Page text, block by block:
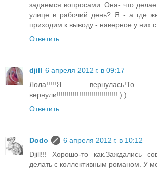
задаемся вопросами. Она- что
улице в рабочий день? Я - а где
приходим к выводу - наверное у них
Ответить
djill 6 апреля 2012 г. в 09:17
Лола!!!!!Я
вернули!!!!!!!!!!!!!!!!!!!!!!!!!!!!!!:):)
Ответить
Dodo
6 апреля 2012 г. в 10:12
Djill!!! Хорошо-то как.Заждались
делать с коллективным романом. У